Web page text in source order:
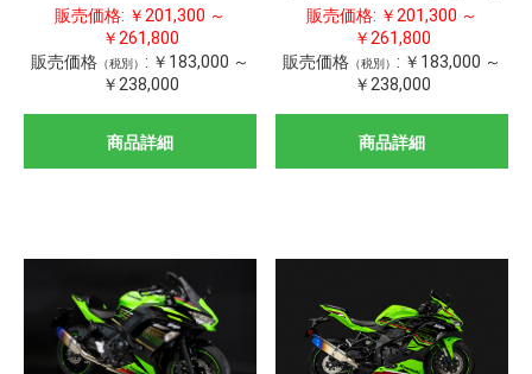
販売価格: ￥201,300 ～
￥261,800
販売価格 （税別） : ￥183,000 ～
￥238,000
商品詳細
販売価格: ￥201,300 ～
￥261,800
販売価格 （税別） : ￥183,000 ～
￥238,000
商品詳細